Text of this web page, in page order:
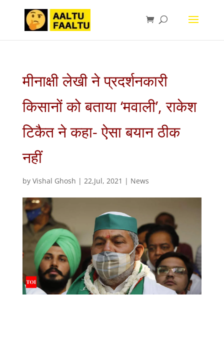
मीनाक्षी लेखी ने प्रदर्शनकारी
किसानों को बताया ‘मवाली’, राकेश
टिकैत ने कहा- ऐसा बयान ठीक
नहीं
by Vishal Ghosh | 22,Jul, 2021 | News